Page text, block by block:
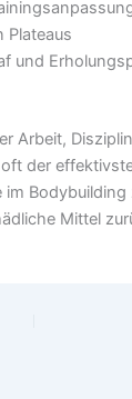
Plateaus
und
Arbeit,
der
Bodybuilding
Mittel